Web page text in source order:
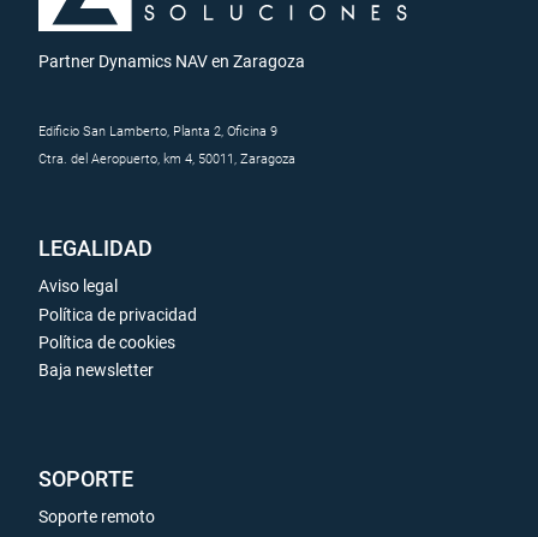
Partner Dynamics NAV en Zaragoza
Edificio San Lamberto, Planta 2, Oficina 9
Ctra. del Aeropuerto, km 4, 50011, Zaragoza
LEGALIDAD
Aviso legal
Política de privacidad
Política de cookies
Baja newsletter
SOPORTE
Soporte remoto